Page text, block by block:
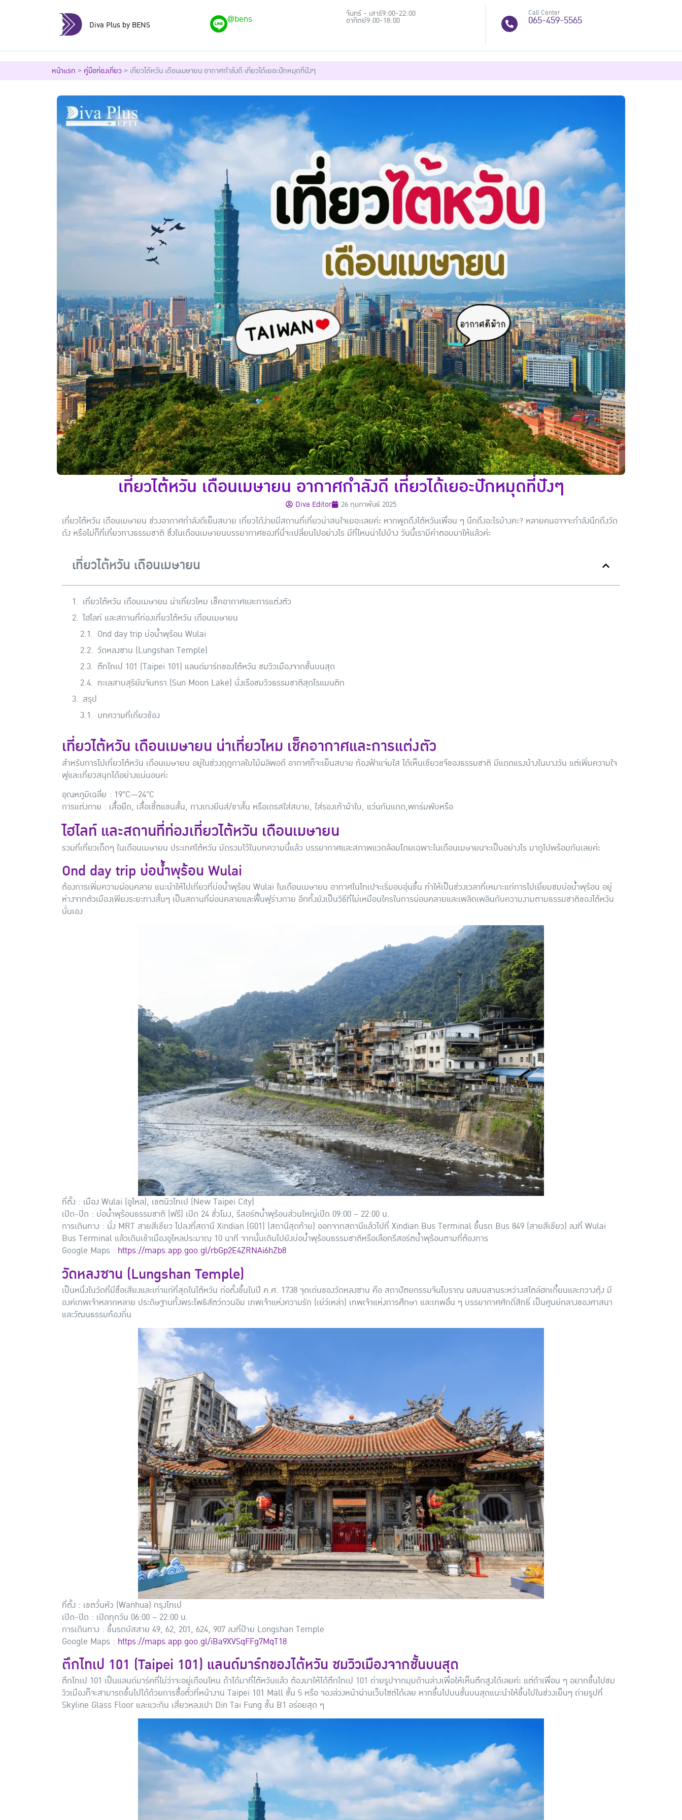
Diva Plus by BENS @bens จันทร์ - เสาร์9:00-22:00
อาทิตย์9:00-18:00
Call Center
065-459-5565
หน้าแรก > คู่มือท่องเที่ยว > เที่ยวไต้หวัน เดือนเมษายน อากาศกำลังดี เที่ยวได้เยอะปักหมุดที่ปังๆ
เที่ยวไต้หวัน เดือนเมษายน อากาศกำลังดี เที่ยวได้เยอะปักหมุดที่ปังๆ
Diva Editor 26 กุมภาพันธ์ 2025
เที่ยวไต้หวัน เดือนเมษายน ช่วงอากาศกำลังดีเย็นสบาย เที่ยวได้ง่ายมีสถานที่เที่ยวน่าสนใจเยอะเลยค่ะ หากพูดถึงไต้หวันเพื่อน ๆ นึกถึงอะไรบ้างคะ? หลายคนอาจจะกำลังนึกถึงวัด
ดัง หรือไม่ก็ที่เที่ยวทางธรรมชาติ ซึ่งในเดือนเมษายนบรรยากาศของที่นี่จะเปลี่ยนไปอย่างไร มีที่ไหนน่าไปบ้าง วันนี้เรามีคำตอบมาให้แล้วค่ะ
เที่ยวไต้หวัน เดือนเมษายน
เที่ยวไต้หวัน เดือนเมษายน น่าเที่ยวไหม เช็คอากาศและการแต่งตัว
ไฮไลท์ และสถานที่ท่องเที่ยวไต้หวัน เดือนเมษายน
Ond day trip บ่อน้ำพุร้อน Wulai
วัดหลงซาน (Lungshan Temple)
ตึกไทเป 101 (Taipei 101) แลนด์มาร์กของไต้หวัน ชมวิวเมืองจากชั้นบนสุด
ทะเลสาบสุริยันจันทรา (Sun Moon Lake) นั่งเรือชมวิวธรรมชาติสุดโรแมนติก
สรุป
บทความที่เกี่ยวข้อง
เที่ยวไต้หวัน เดือนเมษายน น่าเที่ยวไหม เช็คอากาศและการแต่งตัว
สำหรับการไปเที่ยวไต้หวัน เดือนเมษายน อยู่ในช่วงฤดูกาลใบไม้ผลิพอดี อากาศก็จะเย็นสบาย ท้องฟ้าแจ่มใส ได้เห็นเขียวขจีของธรรมชาติ มีแดดแรงบ้างในบางวัน แต่เพิ่มความใจ
ฟูและเที่ยวสนุกได้อย่างแน่นอนค่ะ
อุณหภูมิเฉลี่ย : 19°C—24°C
การแต่งกาย : เสื้อยืด, เสื้อเชิ้ตแขนสั้น, กางเกงยีนส์/ขาสั้น หรือเดรสใส่สบาย, ใส่รองเท้าผ้าใบ, แว่นกันแดด,พกร่มพับหรือ
ไฮไลท์ และสถานที่ท่องเที่ยวไต้หวัน เดือนเมษายน
รวมที่เที่ยวเด็ดๆ ในเดือนเมษายน ประเทศไต้หวัน มัดรวมไว้ในบทความนี้แล้ว บรรยากาศและสภาพแวดล้อมโดยเฉพาะในเดือนเมษายนจะเป็นอย่างไร มาดูไปพร้อมกันเลยค่ะ
Ond day trip บ่อน้ำพุร้อน Wulai
ต้องการเพิ่มความผ่อนคลาย แนะนำให้ไปเที่ยวที่บ่อน้ำพุร้อน Wulai ในเดือนเมษายน อากาศในไทเปจะเริ่มอบอุ่นขึ้น ทำให้เป็นช่วงเวลาที่เหมาะแก่การไปเยี่ยมชมบ่อน้ำพุร้อน อยู่
ห่างจากตัวเมืองเพียงระยะทางสั้นๆ เป็นสถานที่ผ่อนคลายและฟื้นฟูร่างกาย อีกทั้งยังเป็นวิธีที่ไม่เหมือนใครในการผ่อนคลายและเพลิดเพลินกับความงามตามธรรมชาติของไต้หวัน
นั่นเอง
ที่ตั้ง : เมือง Wulai (อูไหล), เขตนิวไทเป (New Taipei City)
เปิด-ปิด : บ่อน้ำพุร้อนธรรมชาติ (ฟรี) เปิด 24 ชั่วโมง, รีสอร์ตน้ำพุร้อนส่วนใหญ่เปิด 09:00 – 22:00 น.
การเดินทาง : นั่ง MRT สายสีเขียว ไปลงที่สถานี Xindian (G01) (สถานีสุดท้าย) ออกจากสถานีแล้วไปที่ Xindian Bus Terminal ขึ้นรถ Bus 849 (สายสีเขียว) ลงที่ Wulai
Bus Terminal แล้วเดินเข้าเมืองอูไหลประมาณ 10 นาที จากนั้นเดินไปยังบ่อน้ำพุร้อนธรรมชาติหรือเลือกรีสอร์ตน้ำพุร้อนตามที่ต้องการ
Google Maps : https://maps.app.goo.gl/rbGp2E4ZRNAi6hZb8
วัดหลงซาน (Lungshan Temple)
เป็นหนึ่งในวัดที่มีชื่อเสียงและเก่าแก่ที่สุดในไต้หวัน ก่อตั้งขึ้นในปี ค.ศ. 1738 จุดเด่นของวัดหลงซาน คือ สถาปัตยกรรมจีนโบราณ ผสมผสานระหว่างสไตล์ฮกเกี้ยนและกวางตุ้ง มี
องค์เทพเจ้าหลากหลาย ประดิษฐานทั้งพระโพธิสัตว์กวนอิม เทพเจ้าแห่งความรัก (เย่ว์เหล่า) เทพเจ้าแห่งการศึกษา และเทพอื่น ๆ บรรยากาศศักดิ์สิทธิ์ เป็นศูนย์กลางของศาสนา
และวัฒนธรรมท้องถิ่น
ที่ตั้ง : เขตวั่นหัว (Wanhua) กรุงไทเป
เปิด-ปิด : เปิดทุกวัน 06:00 – 22:00 น.
การเดินทาง : ขึ้นรถบัสสาย 49, 62, 201, 624, 907 ลงที่ป้าย Longshan Temple
Google Maps : https://maps.app.goo.gl/iBa9XVSqFFg7MqT18
ตึกไทเป 101 (Taipei 101) แลนด์มาร์กของไต้หวัน ชมวิวเมืองจากชั้นบนสุด
ตึกไทเป 101 เป็นแลนด์มาร์คที่ไม่ว่าจะอยู่เดือนไหน ถ้าได้มาที่ไต้หวันแล้ว ต้องมาให้ได้ตึกไทเป 101 ถ่ายรูปจากมุมด้านล่างเพื่อให้เห็นตึกสูงได้เลยค่ะ แต่ถ้าเพื่อน ๆ อยากขึ้นไปชม
วิวเมืองก็จะสามารถขึ้นไปได้ด้วยการซื้อตั๋วที่หน้างาน Taipei 101 Mall ชั้น 5 หรือ จองล่วงหน้าผ่านเว็บไซต์ได้เลย หากขึ้นไปบนชั้นบนสุดแนะนำให้ขึ้นไปในช่วงเย็นๆ ถ่ายรูปที่
Skyline Glass Floor และแวะกิน เสี่ยวหลงเปา Din Tai Fung ชั้น B1 อร่อยสุด ๆ